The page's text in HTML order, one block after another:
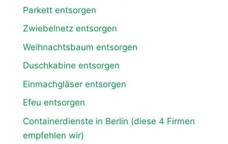
Parkett entsorgen
Zwiebelnetz entsorgen
Weihnachtsbaum entsorgen
Duschkabine entsorgen
Einmachgläser entsorgen
Efeu entsorgen
Containerdienste in Berlin (diese 4 Firmen
empfehlen wir)